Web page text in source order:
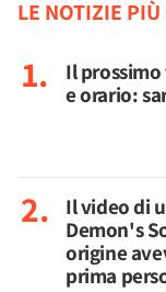
LE NOTIZIE PIÙ
Il prossimo
e orario:
Il video di
Demon's
origine
prima